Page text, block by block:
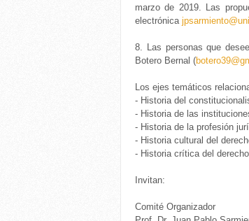
marzo de 2019. Las
electrónica
8. Las personas que
Botero Bernal (
Los ejes temáticos
- Historia del
- Historia de las
- Historia de la profesión
- Historia cultural del
- Historia crítica del
Invitan:
Comité Organizador